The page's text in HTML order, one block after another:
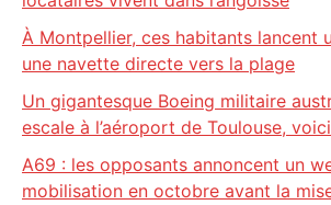
À Montpellier, ces habitants lancent
une navette directe vers la plage
Un gigantesque Boeing militaire
escale à l’aéroport de Toulouse,
A69 : les opposants annoncent un
mobilisation en octobre avant la